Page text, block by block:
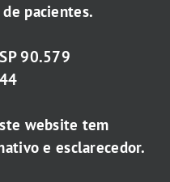
pacientes.
90.579
website tem
e esclarecedor.